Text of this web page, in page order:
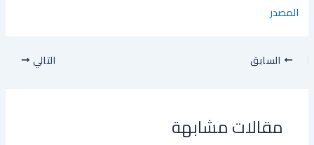
المصدر
السابق التالي
مقالات مشابهة